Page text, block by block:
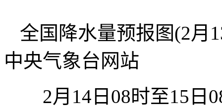
全国降水量预报图(2月
中央气象台网站
2月14日08时至15日